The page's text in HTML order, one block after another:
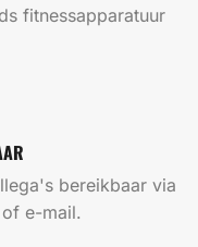
fitnessapparatuur
bereikbaar via
e-mail.